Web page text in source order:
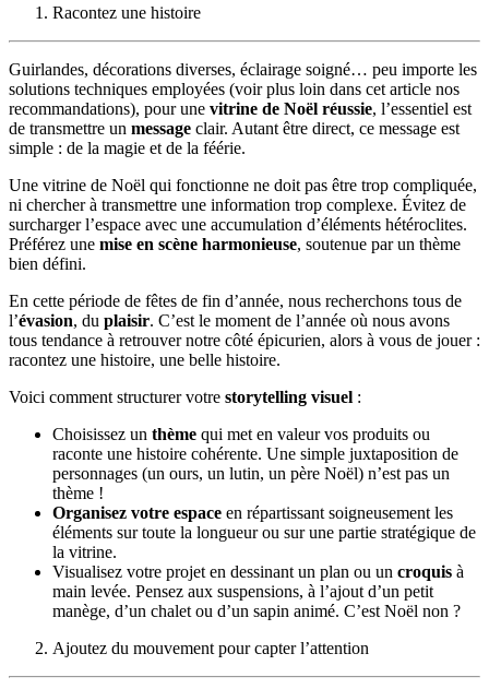
Racontez une histoire
Guirlandes, décorations diverses, éclairage soigné… peu importe les
solutions techniques employées (voir plus loin dans cet article nos
recommandations), pour une vitrine de Noël réussie, l’essentiel est
de transmettre un message clair. Autant être direct, ce message est
simple : de la magie et de la féérie.
Une vitrine de Noël qui fonctionne ne doit pas être trop compliquée,
ni chercher à transmettre une information trop complexe. Évitez de
surcharger l’espace avec une accumulation d’éléments hétéroclites.
Préférez une mise en scène harmonieuse, soutenue par un thème
bien défini.
En cette période de fêtes de fin d’année, nous recherchons tous de
l’évasion, du plaisir. C’est le moment de l’année où nous avons
tous tendance à retrouver notre côté épicurien, alors à vous de jouer :
racontez une histoire, une belle histoire.
Voici comment structurer votre storytelling visuel :
Choisissez un thème qui met en valeur vos produits ou
raconte une histoire cohérente. Une simple juxtaposition de
personnages (un ours, un lutin, un père Noël) n’est pas un
thème !
Organisez votre espace en répartissant soigneusement les
éléments sur toute la longueur ou sur une partie stratégique de
la vitrine.
Visualisez votre projet en dessinant un plan ou un croquis à
main levée. Pensez aux suspensions, à l’ajout d’un petit
manège, d’un chalet ou d’un sapin animé. C’est Noël non ?
Ajoutez du mouvement pour capter l’attention